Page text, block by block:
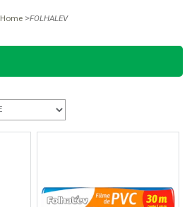
Home FOLHALEV